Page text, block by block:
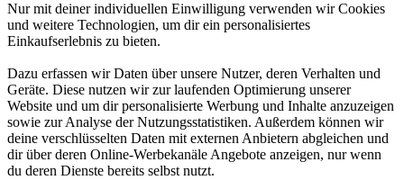
Nur mit deiner individuellen Einwilligung verwenden wir Cookies
und weitere Technologien, um dir ein personalisiertes
Einkaufserlebnis zu bieten.
Dazu erfassen wir Daten über unsere Nutzer, deren Verhalten und
Geräte. Diese nutzen wir zur laufenden Optimierung unserer
Website und um dir personalisierte Werbung und Inhalte anzuzeigen
sowie zur Analyse der Nutzungsstatistiken. Außerdem können wir
deine verschlüsselten Daten mit externen Anbietern abgleichen und
dir über deren Online-Werbekanäle Angebote anzeigen, nur wenn
du deren Dienste bereits selbst nutzt.